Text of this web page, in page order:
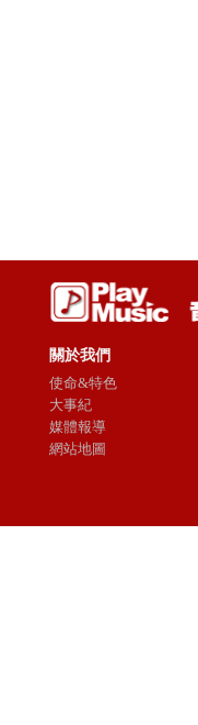
關於我們
使命&特色
大事紀
媒體報導
網站地圖